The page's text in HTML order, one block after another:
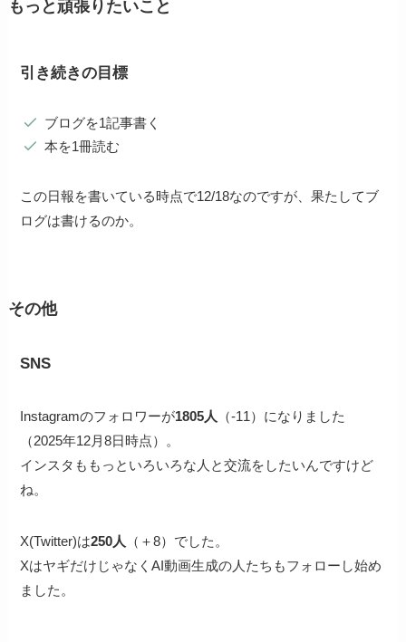
もっと頑張りたいこと
引き続きの目標
ブログを1記事書く
本を1冊読む
この日報を書いている時点で12/18なのですが、果たしてブ
ログは書けるのか。
その他
SNS
Instagramのフォロワーが1805人
（-11）になりました
（2025年12月8日時点）。
インスタももっといろいろな人と交流をしたいんですけど
ね。
X(Twitter)は250人
（＋8）でした。
XはヤギだけじゃなくAI動画生成の人たちもフォローし始め
ました。